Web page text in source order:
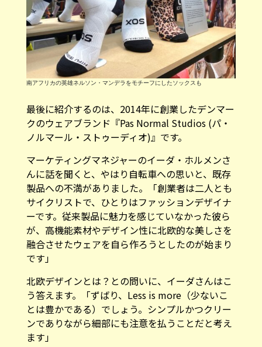
南アフリカの英雄ネルソン・マンデラをモチーフにしたソックスも
最後に紹介するのは、2014年に創業したデンマー
クのウェアブランド『Pas Normal Studios (パ・
ノルマール・ストゥーディオ) 』です。
マーケティングマネジャーのイーダ・ホルメンさ
んに話を聞くと、やはり自転車への思いと、既存
製品への不満がありました。「創業者は二人とも
サイクリストで、ひとりはファッションデザイナ
ーです。従来製品に魅力を感じていなかった彼ら
が、高機能素材やデザイン性に北欧的な美しさを
融合させたウェアを自ら作ろうとしたのが始まり
です」
北欧デザインとは？との問いに、イーダさんはこ
う答えます。「ずばり、Less is more（少ないこ
とは豊かである）でしょう。シンプルかつクリー
ンでありながら細部にも注意を払うことだと考え
ます」